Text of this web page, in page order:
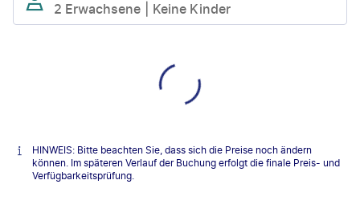
2 Erwachsene Keine Kinder
HINWEIS: Bitte beachten Sie, dass sich die Preise noch ändern
können. Im späteren Verlauf der Buchung erfolgt die finale Preis- und
Verfügbarkeitsprüfung.